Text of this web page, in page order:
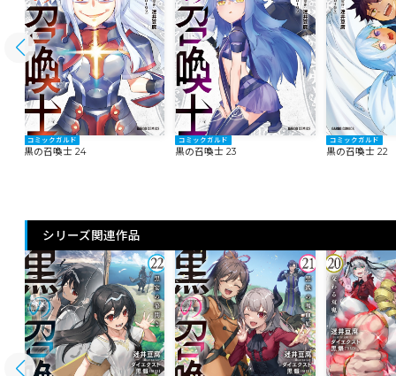
コミックガルド
黒の召喚士 24
コミックガルド
黒の召喚士 23
コミックガルド
黒の召喚士 22
シリーズ関連作品